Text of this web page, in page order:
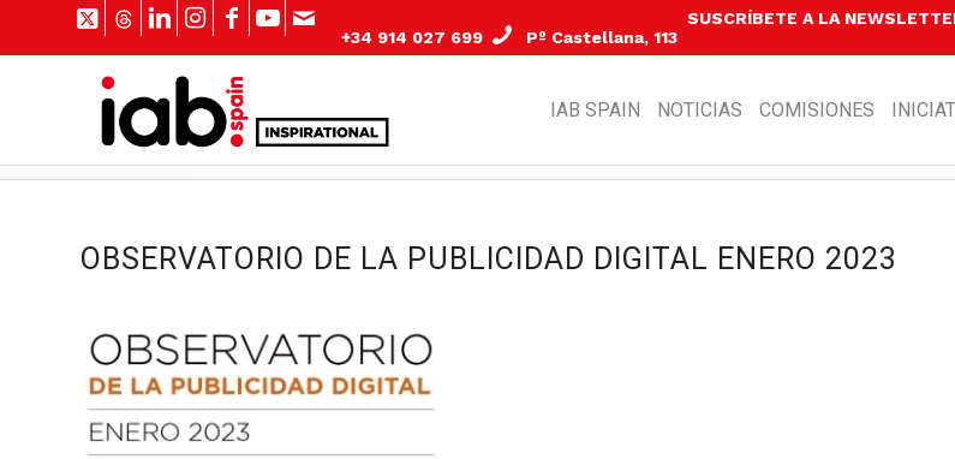
SUSCRÍBETE A LA
+34 914 027 699
Pº Castellana, 113
IAB SPAIN NOTICIAS COMISIONES
OBSERVATORIO DE LA PUBLICIDAD DIGITAL ENERO 2023